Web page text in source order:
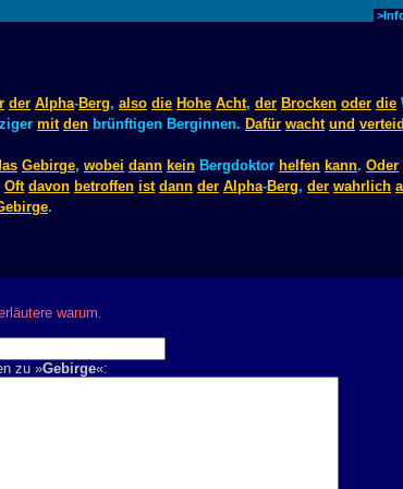
der Alpha-Berg, also die Hohe Acht, der Brocken oder die
mit den brünftigen Berginnen. Dafür wacht und
Gebirge, wobei dann kein Bergdoktor helfen kann. Oder
Oft davon betroffen ist dann der Alpha-Berg, der wahrlich
.
warum.
zu »Gebirge«: